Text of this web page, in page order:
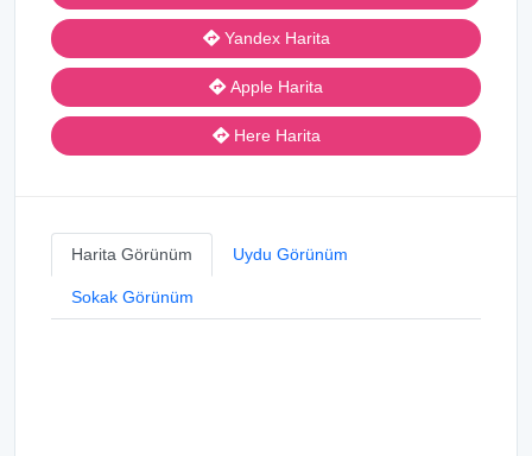
Yandex Harita
Apple Harita
Here Harita
Harita Görünüm Uydu Görünüm
Sokak Görünüm